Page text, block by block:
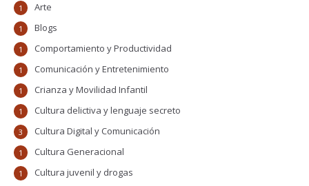
Arte
1
Blogs
1
Comportamiento y Productividad
1
Comunicación y Entretenimiento
1
Crianza y Movilidad Infantil
1
Cultura delictiva y lenguaje secreto
1
Cultura Digital y Comunicación
3
Cultura Generacional
1
Cultura juvenil y drogas
1